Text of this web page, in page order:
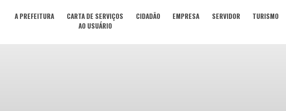
A PREFEITURA
CARTA DE SERVIÇOS
AO USUÁRIO
CIDADÃO EMPRESA SERVIDOR TURISMO